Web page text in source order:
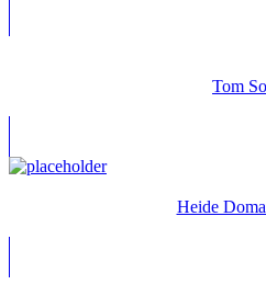
Tom
Heide